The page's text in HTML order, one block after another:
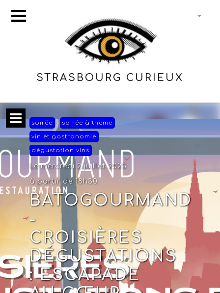
STRASBOURG CURIEUX
soirée soirée à thème
vin et gastronomie
dégustation vins
Le mercredi 2 juillet 2025
à partir de 18h30
BATOGOURMAND
-
CROISIÈRES
DÉGUSTATIONS
: ESCAPADE